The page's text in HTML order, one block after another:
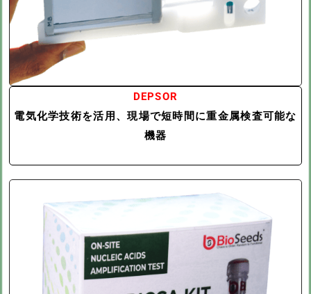
DEPSOR
電気化学技術を活用、現場で短時間に重金属検査可能な
機器